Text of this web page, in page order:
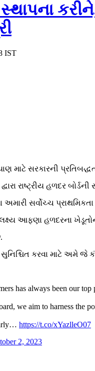
સ્થાપના
IST
માટે સરકારની
રાષ્ટ્રીય હળદર
સર્વોચ્ચ પ્રાથમિકતા
લક્ષ્ય આફણા હળદરના
કરવા માટે અમે જે
has always been our top
we aim to harness the
https://t.co/xYazlleO07
2, 2023